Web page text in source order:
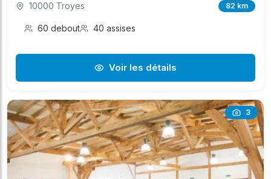
10000 Troyes 82 km
60 debout 40 assises
Voir les détails
3